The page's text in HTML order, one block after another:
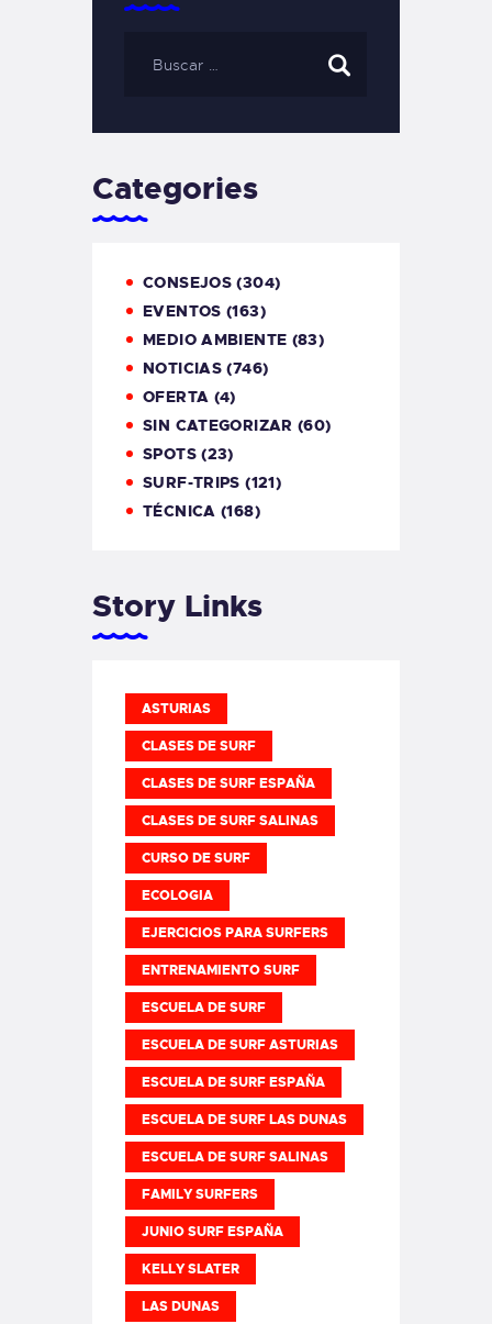
Categories
CONSEJOS (304)
EVENTOS (163)
MEDIO AMBIENTE (83)
NOTICIAS (746)
OFERTA (4)
SIN CATEGORIZAR (60)
SPOTS(23)
SURF-TRIPS (121)
TÉCNICA (168)
Story Links
ASTURIAS
CLASES DE SURF
CLASES DE SURF ESPAÑA
CLASES DE SURF SALINAS
CURSO DE SURF
ECOLOGIA
EJERCICIOS PARA SURFERS
ENTRENAMIENTO SURF
ESCUELA DE SURF
ESCUELA DE SURF ASTURIAS
ESCUELA DE SURF ESPAÑA
ESCUELA DE SURF LAS DUNAS
ESCUELA DE SURF SALINAS
FAMILY SURFERS
JUNIO SURF ESPAÑA
KELLY SLATER
LAS DUNAS